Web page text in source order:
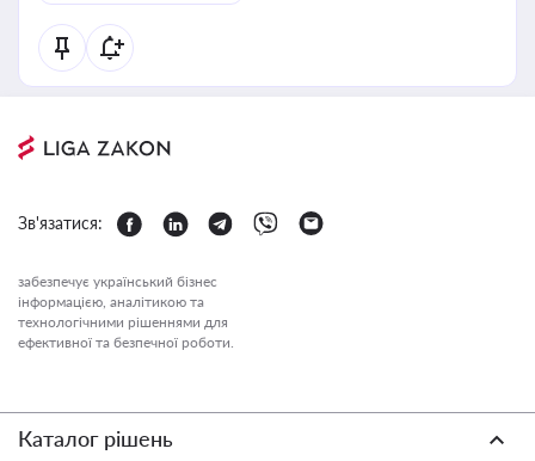
Зв'язатися:
забезпечує український бізнес
інформацією, аналітикою та
технологічними рішеннями для
ефективної та безпечної роботи.
Каталог рішень